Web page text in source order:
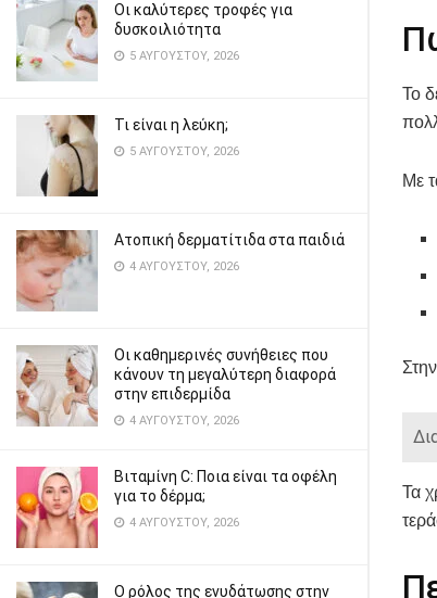
Οι καλύτερες τροφές για
δυσκοιλιότητα
5 ΑΥΓΟΎΣΤΟΥ, 2026
Τι είναι η λεύκη;
5 ΑΥΓΟΎΣΤΟΥ, 2026
Ατοπική δερματίτιδα στα παιδιά
4 ΑΥΓΟΎΣΤΟΥ, 2026
Οι καθημερινές συνήθειες που
κάνουν τη μεγαλύτερη διαφορά
στην επιδερμίδα
4 ΑΥΓΟΎΣΤΟΥ, 2026
Βιταμίνη C: Ποια είναι τα οφέλη
για το δέρμα;
4 ΑΥΓΟΎΣΤΟΥ, 2026
Ο ρόλος της ενυδάτωσης στην
Το
Με
Τα